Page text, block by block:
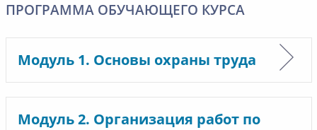
ПРОГРАММА ОБУЧАЮЩЕГО КУРСА
Модуль 1. Основы охраны труда
Модуль 2. Организация работ по